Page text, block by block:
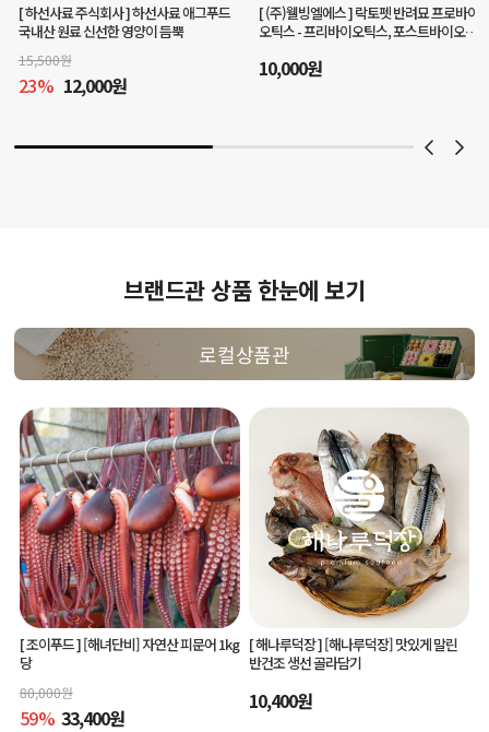
[ (주)웰빙엘에스 ]락토펫 반려묘 프로바이
오틱스 - 프리바이오틱스, 포스트바이오틱
10,000원
[ 맘마미아 ]헬로플라그아이케어40g(3개
월분)눈건강 구강케어를 한번에
45,000원
브랜드관 상품 한눈에 보기
로컬상품관
[ 조이푸드 ][해녀단비] 자연산 피문어 1kg
당
80,000원
59% 33,400원
[ 해나루덕장 ][해나루덕장] 맛있게 말린
반건조 생선 골라담기
10,400원